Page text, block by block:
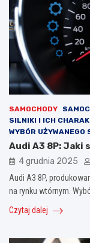
SAMOCHODY
SILNIKI I ICH
WYBÓR UŻYWANEGO
Audi A3 8P: Jaki
4 grudnia 2025
Audi A3 8P,
na rynku wtórnym.
Czytaj dalej